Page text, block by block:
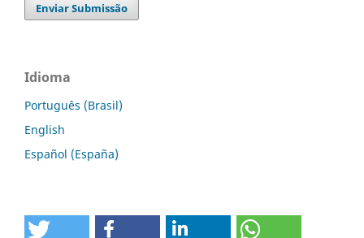
Enviar Submissão
Idioma
Português (Brasil)
English
Español (España)